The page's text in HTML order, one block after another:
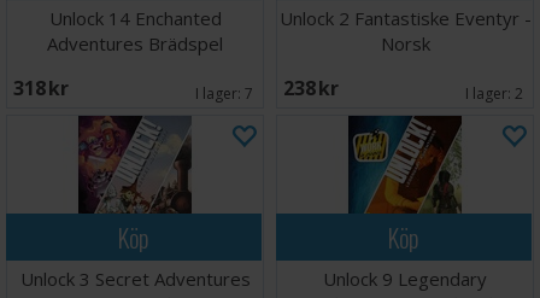
Unlock 14 Enchanted
Adventures Brädspel
318 SEK I lager: 7
Unlock 2 Fantastiske Eventyr -
Norsk
238 SEK I lager: 2
Köp
Unlock 3 Secret Adventures
Köp
Unlock 9 Legendary